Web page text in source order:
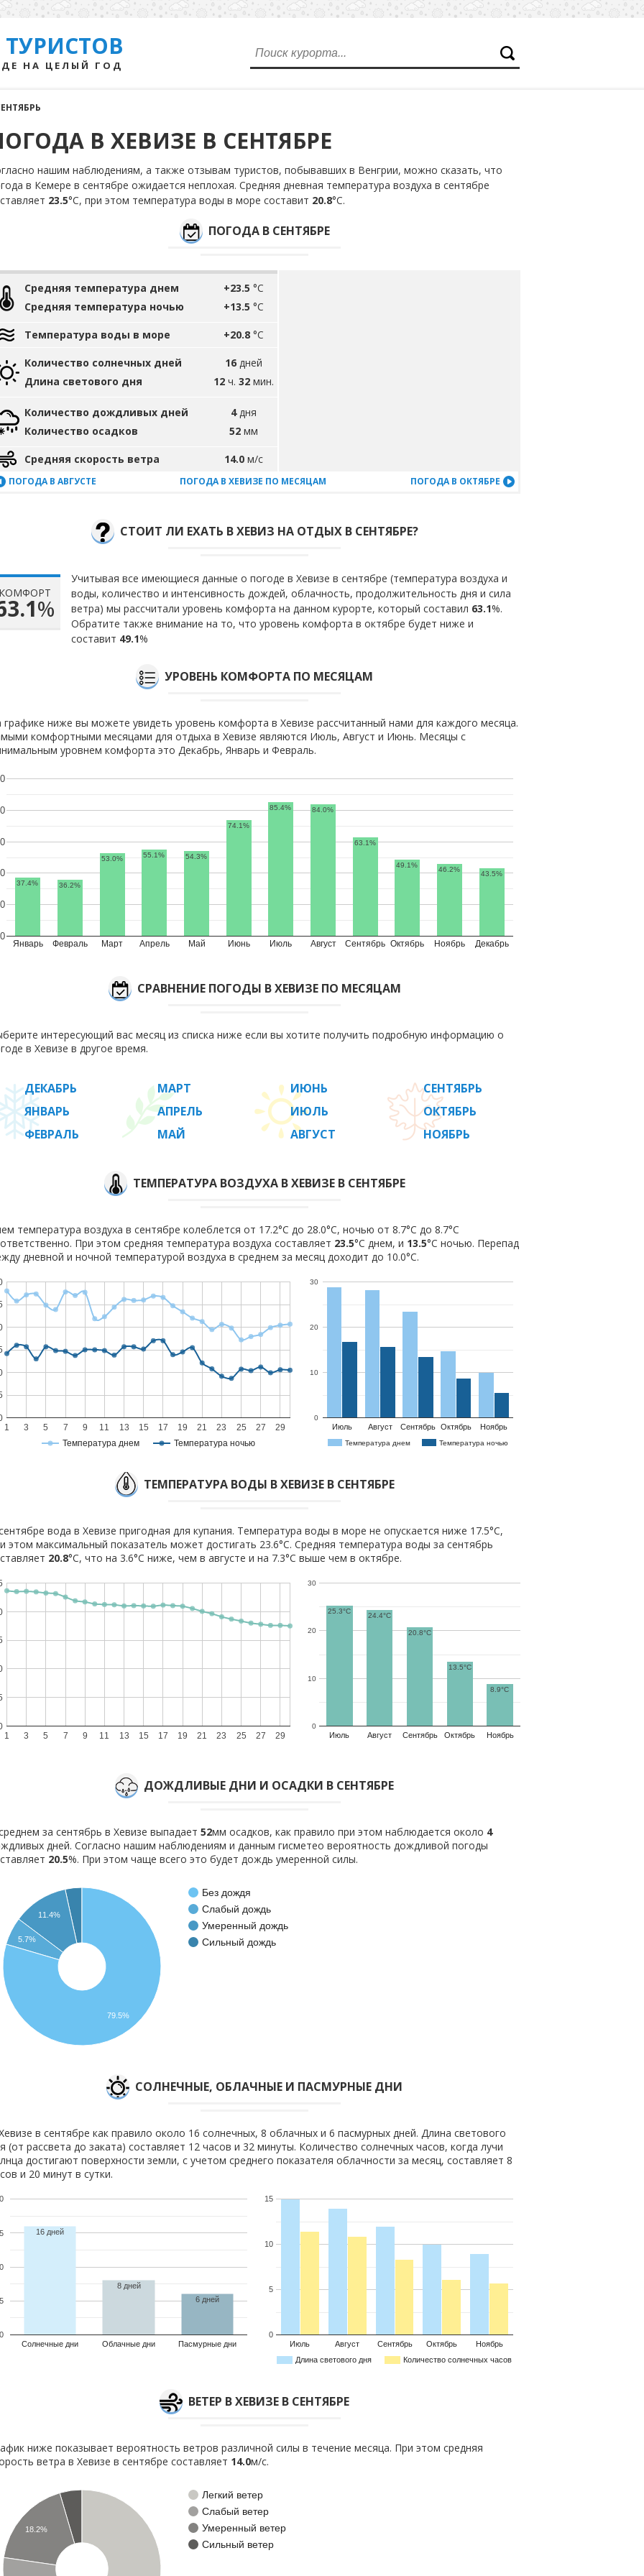
НА ЦЕЛЫЙ ГОД
В ХЕВИЗЕ В СЕНТЯБРЕ
нашим наблюдениям, а также отзывам туристов, побывавших в Венгрии, можно сказать, что
в Кемере в сентябре ожидается неплохая. Средняя дневная температура воздуха в сентябре
23.5°С, при этом температура воды в море составит 20.8°С.
ПОГОДА В СЕНТЯБРЕ
Средняя температура днем
Средняя температура ночью
+23.5 °C
+13.5 °C
Температура воды в море +20.8 °C
Количество солнечных дней
Длина светового дня
16 дней
12 ч. 32 мин.
Количество дождливых дней
Количество осадков
4дня
52 мм
Средняя скорость ветра 14.0 м/с
ПОГОДА В АВГУСТЕ ПОГОДА В ХЕВИЗЕ ПО МЕСЯЦАМ ПОГОДА В ОКТЯБРЕ
СТОИТ ЛИ ЕХАТЬ В ХЕВИЗ НА ОТДЫХ В СЕНТЯБРЕ?
КОМФОРТ
%
Учитывая все имеющиеся данные о погоде в Хевизе в сентябре (температура воздуха и
воды, количество и интенсивность дождей, облачность, продолжительность дня и сила
ветра) мы рассчитали уровень комфорта на данном курорте, который составил 63.1%.
Обратите также внимание на то, что уровень комфорта в октябре будет ниже и
составит 49.1%
УРОВЕНЬ КОМФОРТА ПО МЕСЯЦАМ
графике ниже вы можете увидеть уровень комфорта в Хевизе рассчитанный нами для каждого месяца.
комфортными месяцами для отдыха в Хевизе являются Июль, Август и Июнь. Месяцы с
уровнем комфорта это Декабрь, Январь и Февраль.
Январь Февраль Март Апрель Май Июнь Июль Август Сентябрь Октябрь Ноябрь Декабрь
0
37.4% 36.2%
53.0% 55.1% 54.3%
74.1%
85.4% 84.0%
63.1%
49.1%
46.2%
43.5%
СРАВНЕНИЕ ПОГОДЫ В ХЕВИЗЕ ПО МЕСЯЦАМ
интересующий вас месяц из списка ниже если вы хотите получить подробную информацию о
в Хевизе в другое время.
ДЕКАБРЬ
ЯНВАРЬ
ФЕВРАЛЬ
МАРТ
АПРЕЛЬ
МАЙ
ИЮНЬ
ИЮЛЬ
АВГУСТ
СЕНТЯБРЬ
ОКТЯБРЬ
НОЯБРЬ
ТЕМПЕРАТУРА ВОЗДУХА В ХЕВИЗЕ В СЕНТЯБРЕ
температура воздуха в сентябре колеблется от 17.2°C до 28.0°C, ночью от 8.7°C до 8.7°C
При этом средняя температура воздуха составляет 23.5°C днем, и 13.5°C ночью. Перепад
дневной и ночной температурой воздуха в среднем за месяц доходит до 10.0°С.
Температура днем Температура ночью
1 3 5 7 9 11 13 15 17 19 21 23 25 27 29
Температура днем Температура ночью
Июль Август Сентябрь Октябрь Ноябрь
0
10
20
30
ТЕМПЕРАТУРА ВОДЫ В ХЕВИЗЕ В СЕНТЯБРЕ
вода в Хевизе пригодная для купания. Температура воды в море не опускается ниже 17.5°C,
этом максимальный показатель может достигать 23.6°C. Средняя температура воды за сентябрь
20.8°C, что на 3.6°C ниже, чем в августе и на 7.3°C выше чем в октябре.
1 3 5 7 9 11 13 15 17 19 21 23 25 27 29 Июль Август Сентябрь Октябрь Ноябрь
0
10
20
30
25.3°C
24.4°C
20.8°C
13.5°C
8.9°C
ДОЖДЛИВЫЕ ДНИ И ОСАДКИ В СЕНТЯБРЕ
за сентябрь в Хевизе выпадает 52мм осадков, как правило при этом наблюдается около 4
дней. Согласно нашим наблюдениям и данным гисметео вероятность дождливой погоды
20.5%. При этом чаще всего это будет дождь умеренной силы.
Без дождя
Слабый дождь
Умеренный дождь
Сильный дождь
11.4%
5.7%
79.5%
CОЛНЕЧНЫЕ, ОБЛАЧНЫЕ И ПАСМУРНЫЕ ДНИ
в сентябре как правило около 16 солнечных, 8 облачных и 6 пасмурных дней. Длина светового
(от рассвета до заката) составляет 12 часов и 32 минуты. Количество солнечных часов, когда лучи
достигают поверхности земли, с учетом среднего показателя облачности за месяц, составляет 8
и 20 минут в сутки.
Солнечные дни Облачные дни Пасмурные дни
0
5
16 дней
8 дней
6 дней
Длина светового дня Количество солнечных часов
Июль Август Сентябрь Октябрь Ноябрь
0
5
10
15
ВЕТЕР В ХЕВИЗЕ В СЕНТЯБРЕ
ниже показывает вероятность ветров различной силы в течение месяца. При этом средняя
ветра в Хевизе в сентябре составляет 14.0м/с.
Легкий ветер
Слабый ветер
Умеренный ветер
Сильный ветер
18.2%